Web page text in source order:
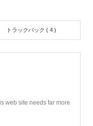
トラックバック ( 4 )
web site needs far more